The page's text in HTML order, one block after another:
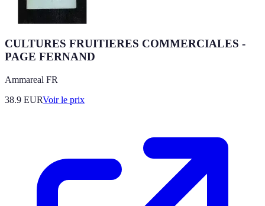
CULTURES FRUITIERES COMMERCIALES -
PAGE FERNAND
Ammareal FR
38.9 EURVoir le prix